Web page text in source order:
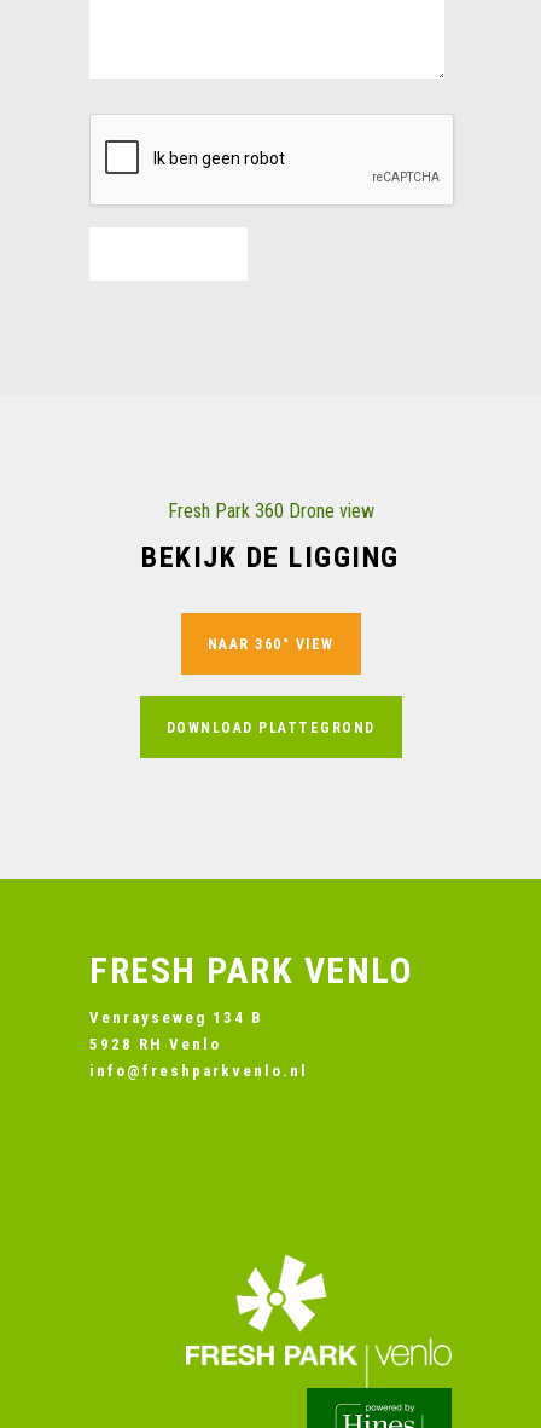
Fresh Park 360 Drone view
BEKIJK DE LIGGING
NAAR 360° VIEW
DOWNLOAD PLATTEGROND
FRESH PARK VENLO
Venrayseweg 134 B
5928 RH Venlo
info@freshparkvenlo.nl